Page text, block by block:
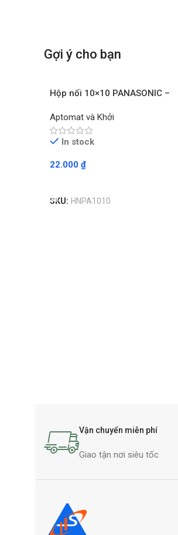
Gợi ý cho bạn
Hộp nối 10×10 PANASONIC –
Aptomat và Khởi
In stock
22.000 ₫
SKU: HNPA1010
Vận chuyển miễn phí
Giao tận nơi siêu tốc